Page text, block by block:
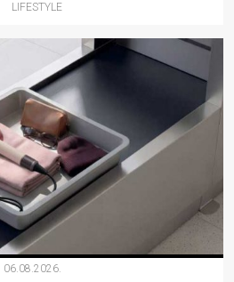
LIFESTYLE
06.08.2026.